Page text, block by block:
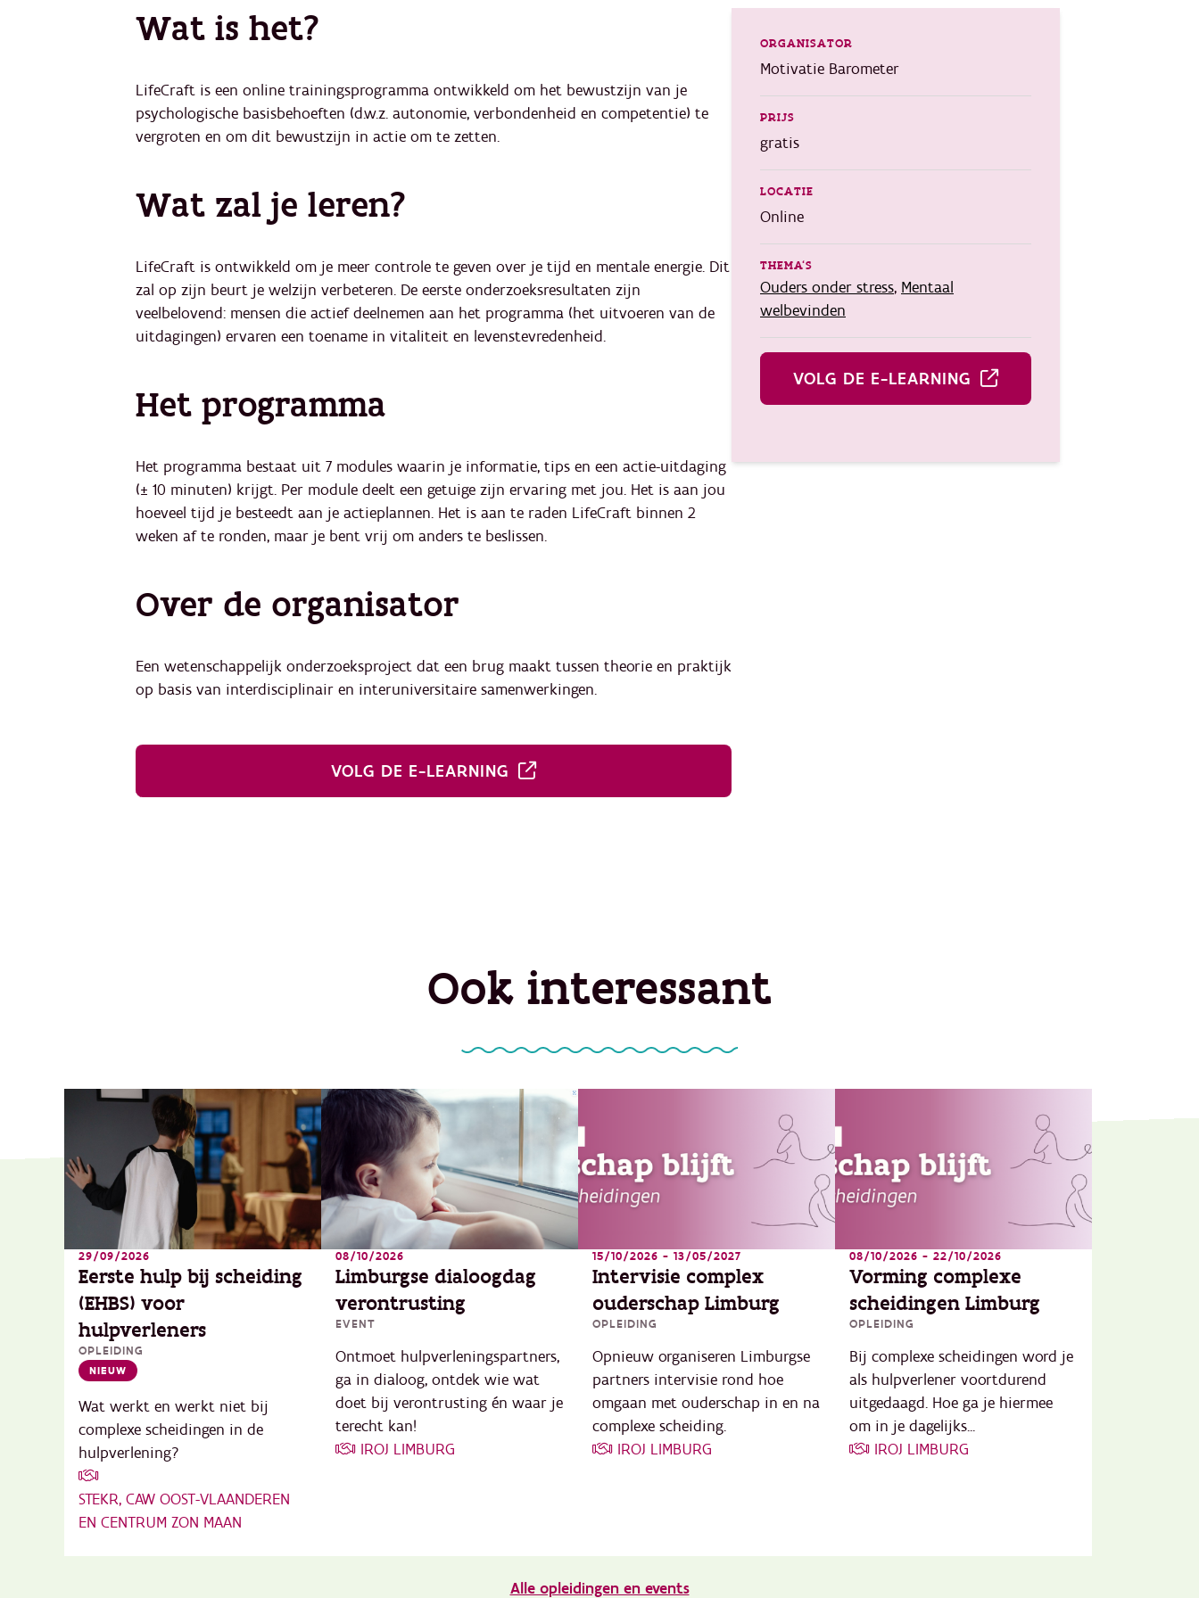
Wat is het?
LifeCraft is een online trainingsprogramma ontwikkeld om het bewustzijn van je
psychologische basisbehoeften (d.w.z. autonomie, verbondenheid en competentie) te
vergroten en om dit bewustzijn in actie om te zetten.
Wat zal je leren?
LifeCraft is ontwikkeld om je meer controle te geven over je tijd en mentale energie. Dit
zal op zijn beurt je welzijn verbeteren. De eerste onderzoeksresultaten zijn
veelbelovend: mensen die actief deelnemen aan het programma (het uitvoeren van de
uitdagingen) ervaren een toename in vitaliteit en levenstevredenheid.
Het programma
Het programma bestaat uit 7 modules waarin je informatie, tips en een actie-uitdaging
(± 10 minuten) krijgt. Per module deelt een getuige zijn ervaring met jou. Het is aan jou
hoeveel tijd je besteedt aan je actieplannen. Het is aan te raden LifeCraft binnen 2
weken af te ronden, maar je bent vrij om anders te beslissen.
Over de organisator
Een wetenschappelijk onderzoeksproject dat een brug maakt tussen theorie en praktijk
op basis van interdisciplinair en interuniversitaire samenwerkingen.
VOLG DE E-LEARNING
ORGANISATOR
Motivatie Barometer
PRIJS
gratis
LOCATIE
Online
THEMA'S
Ouders onder stress, Mentaal
welbevinden
VOLG DE E-LEARNING
Ook interessant
29/09/2026
Eerste hulp bij scheiding
(EHBS) voor
hulpverleners
OPLEIDING
NIEUW
Wat werkt en werkt niet bij
complexe scheidingen in de
hulpverlening?
STEKR, CAW OOST-VLAANDEREN
EN CENTRUM ZON MAAN
08/10/2026
Limburgse dialoogdag
verontrusting
EVENT
Ontmoet hulpverleningspartners,
ga in dialoog, ontdek wie wat
doet bij verontrusting én waar je
terecht kan!
IROJ LIMBURG
15/10/2026 - 13/05/2027
Intervisie complex
ouderschap Limburg
OPLEIDING
Opnieuw organiseren Limburgse
partners intervisie rond hoe
omgaan met ouderschap in en na
complexe scheiding.
IROJ LIMBURG
08/10/2026 - 22/10/2026
Vorming complexe
scheidingen Limburg
OPLEIDING
Bij complexe scheidingen word je
als hulpverlener voortdurend
uitgedaagd. Hoe ga je hiermee
om in je dagelijks...
IROJ LIMBURG
Alle opleidingen en events